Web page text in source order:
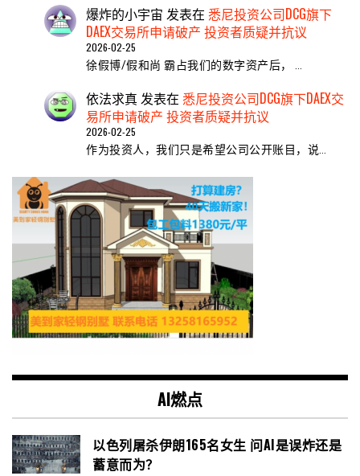
爆炸的小宇宙 发表在 悉尼投资公司DCG旗下
DAEX交易所申请破产 投资者质疑并抗议
2026-02-25
徐假博/假和尚 霸占我们的数字资产后， …
依法求真发表在 悉尼投资公司DCG旗下DAEX交
易所申请破产 投资者质疑并抗议
2026-02-25
作为投资人，我们只是希望公司公开账目，说…
AI燃点
以色列屠杀伊朗165名女生 问AI是误炸还是
蓄意而为？